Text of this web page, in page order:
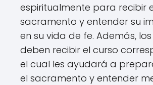
espiritualmente para recibir
sacramento y entender su
en su vida de fe. Además, los
deben recibir el curso
el cual les ayudará a
el sacramento y entender